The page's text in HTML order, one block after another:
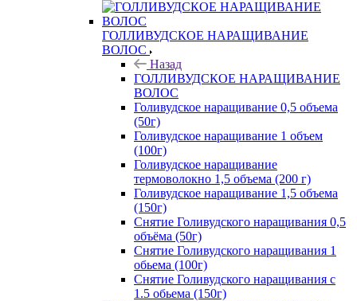
ГОЛЛИВУДСКОЕ НАРАЩИВАНИЕ
ВОЛОС
Назад
ГОЛЛИВУДСКОЕ НАРАЩИВАНИЕ
ВОЛОС
Голивудское наращивание 0,5 объема
(50г)
Голивудское наращивание 1 объем
(100г)
Голивудское наращивание
термоволокно 1,5 объема (200 г)
Голивудское наращивание 1,5 объема
(150г)
Снятие Голивудского наращивания 0,5
объёма (50г)
Снятие Голивудского наращивания 1
обьема (100г)
Снятие Голивудского наращивания с
1.5 обьема (150г)